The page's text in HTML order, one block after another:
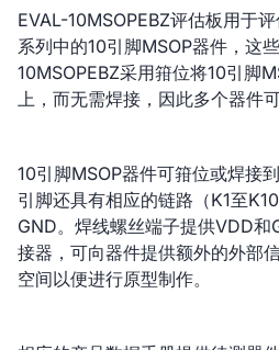
EVAL-10MSOPEBZ评估板用于
系列中的10引脚MSOP器件，这
10MSOPEBZ采用箝位将10引脚
上，而无需焊接，因此多个器件
10引脚MSOP器件可箝位或焊接
引脚还具有相应的链路（K1至
GND。焊线螺丝端子提供VDD
接器，可向器件提供额外的外部
空间以便进行原型制作。